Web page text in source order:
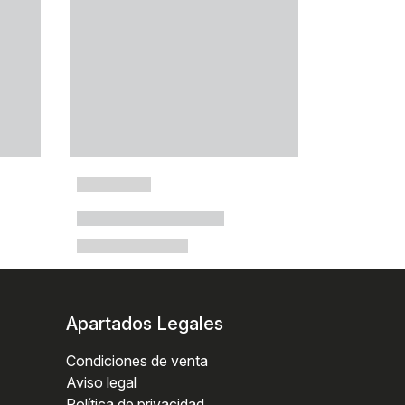
Apartados Legales
Condiciones de venta
Aviso legal